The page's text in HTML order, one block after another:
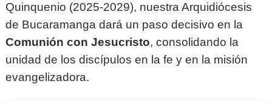
Quinquenio (2025-2029), nuestra Arquidiócesis
de Bucaramanga dará un paso decisivo en la
Comunión con Jesucristo, consolidando la
unidad de los discípulos en la fe y en la misión
evangelizadora.